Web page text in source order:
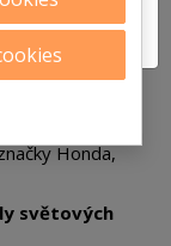
ZAVŘÍT
stylem
jedinečným
Honda,
světových